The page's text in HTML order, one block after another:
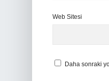
Web Sitesi
Daha sonraki